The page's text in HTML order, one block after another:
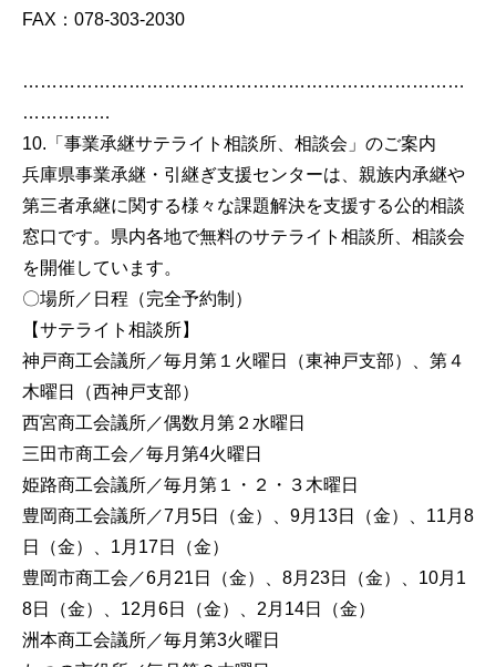
FAX：078-303-2030
…………………………………………………………………
……………
10.「事業承継サテライト相談所、相談会」のご案内
兵庫県事業承継・引継ぎ支援センターは、親族内承継や
第三者承継に関する様々な課題解決を支援する公的相談
窓口です。県内各地で無料のサテライト相談所、相談会
を開催しています。
〇場所／日程（完全予約制）
【サテライト相談所】
神戸商工会議所／毎月第１火曜日（東神戸支部）、第４
木曜日（西神戸支部）
西宮商工会議所／偶数月第２水曜日
三田市商工会／毎月第4火曜日
姫路商工会議所／毎月第１・２・３木曜日
豊岡商工会議所／7月5日（金）、9月13日（金）、11月8
日（金）、1月17日（金）
豊岡市商工会／6月21日（金）、8月23日（金）、10月1
8日（金）、12月6日（金）、2月14日（金）
洲本商工会議所／毎月第3火曜日